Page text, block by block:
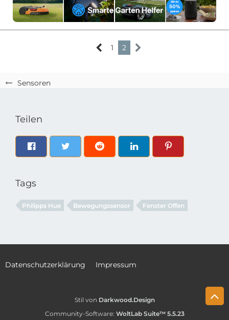
Sensoren
1 2
Teilen
Tags
Philipps Hue Bewegungssensor Fenster Offen
Datenschutzerklärung Impressum
Stil von Darkwood.Design
Community-Software: WoltLab Suite™ 5.5.23